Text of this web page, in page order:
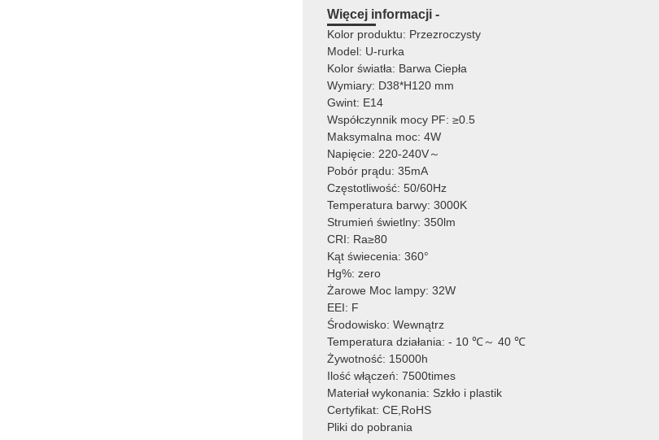
Więcej informacji -
Kolor produktu: Przezroczysty
Model: U-rurka
Kolor światła: Barwa Ciepła
Wymiary: D38*H120 mm
Gwint: E14
Współczynnik mocy PF: ≥0.5
Maksymalna moc: 4W
Napięcie: 220-240V～
Pobór prądu: 35mA
Częstotliwość: 50/60Hz
Temperatura barwy: 3000K
Strumień świetlny: 350lm
CRI: Ra≥80
Kąt świecenia: 360°
Hg%: zero
Żarowe Moc lampy: 32W
EEI: F
Środowisko: Wewnątrz
Temperatura działania: - 10 ℃～ 40 ℃
Żywotność: 15000h
Ilość włączeń: 7500times
Materiał wykonania: Szkło i plastik
Certyfikat: CE,RoHS
Pliki do pobrania